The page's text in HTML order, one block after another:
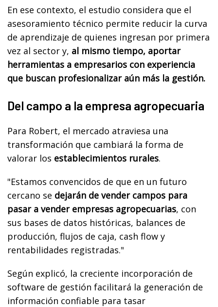
En ese contexto, el estudio considera que el
asesoramiento técnico permite reducir la curva
de aprendizaje de quienes ingresan por primera
vez al sector y, al mismo tiempo, aportar
herramientas a empresarios con experiencia
que buscan profesionalizar aún más la gestión.
Del campo a la empresa agropecuaria
Para Robert, el mercado atraviesa una
transformación que cambiará la forma de
valorar los establecimientos rurales.
"Estamos convencidos de que en un futuro
cercano se dejarán de vender campos para
pasar a vender empresas agropecuarias, con
sus bases de datos históricas, balances de
producción, flujos de caja, cash flow y
rentabilidades registradas."
Según explicó, la creciente incorporación de
software de gestión facilitará la generación de
información confiable para tasar